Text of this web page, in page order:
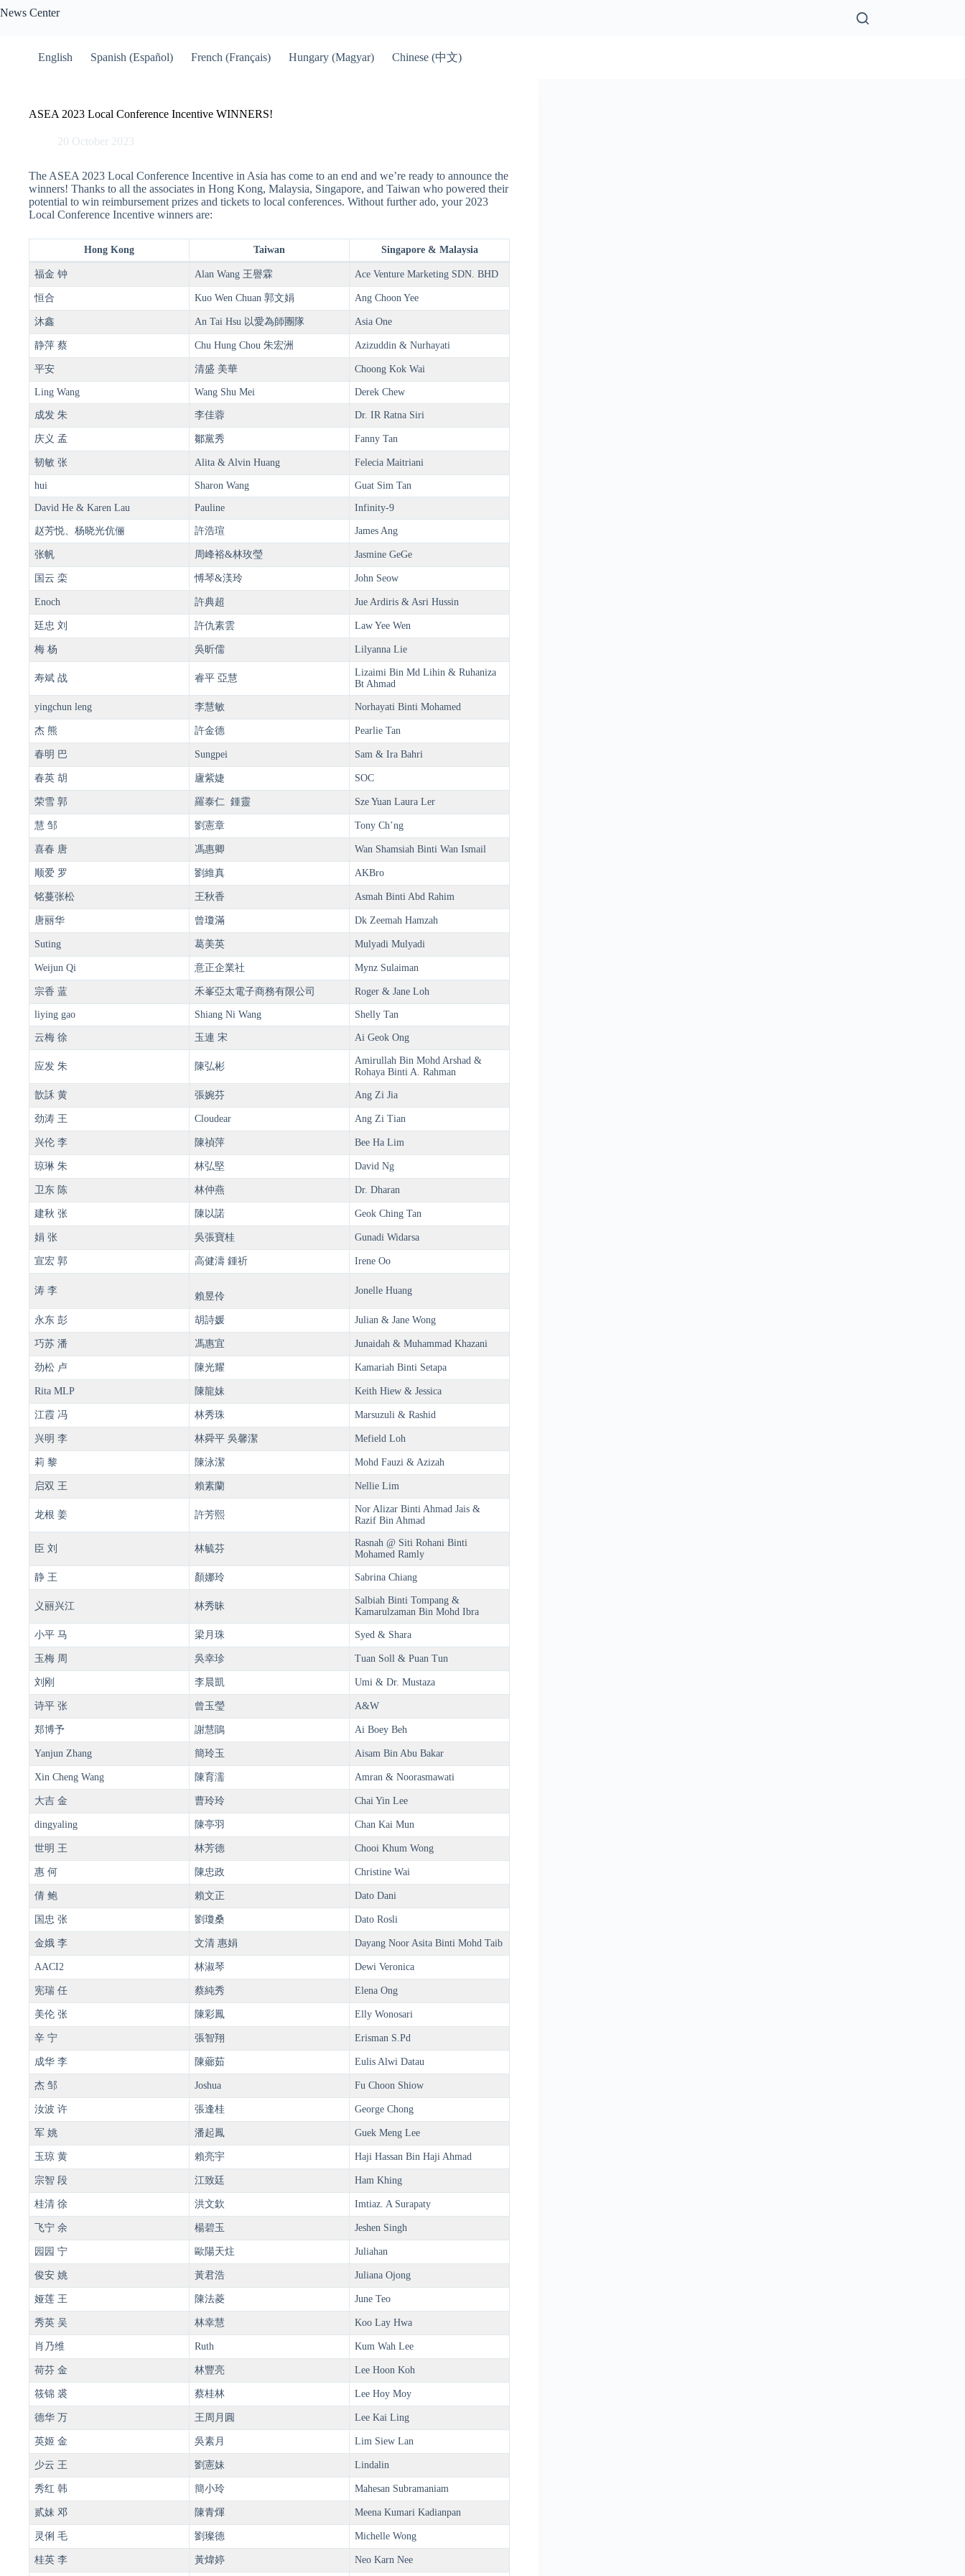
to
News Center
English Spanish (Español) French (Français) Hungary (Magyar) Chinese (中文)
ASEA 2023 Local Conference Incentive WINNERS!
20 October 2023
The ASEA 2023 Local Conference Incentive in Asia has come to an end and we’re ready to announce the
winners! Thanks to all the associates in Hong Kong, Malaysia, Singapore, and Taiwan who powered their
potential to win reimbursement prizes and tickets to local conferences. Without further ado, your 2023
Local Conference Incentive winners are:
Hong Kong Taiwan Singapore & Malaysia
福金 钟 Alan Wang 王譽霖 Ace Venture Marketing SDN. BHD
恒合 Kuo Wen Chuan 郭文娟 Ang Choon Yee
沐鑫 An Tai Hsu 以愛為師團隊 Asia One
静萍 蔡 Chu Hung Chou 朱宏洲 Azizuddin & Nurhayati
平安 清盛 美華 Choong Kok Wai
Ling Wang Wang Shu Mei Derek Chew
成发 朱 李佳蓉 Dr. IR Ratna Siri
庆义 孟 鄒黨秀 Fanny Tan
韧敏 张 Alita & Alvin Huang Felecia Maitriani
hui Sharon Wang Guat Sim Tan
David He & Karen Lau Pauline Infinity-9
赵芳悦、杨晓光伉俪 許浩瑄 James Ang
张帆 周峰裕&林玫瑩 Jasmine GeGe
国云 栾 愽琴&渼玲 John Seow
Enoch 許典超 Jue Ardiris & Asri Hussin
廷忠 刘 許仇素雲 Law Yee Wen
梅 杨 吳昕儒 Lilyanna Lie
寿斌 战 睿平 亞慧
Lizaimi Bin Md Lihin & Ruhaniza
Bt Ahmad
yingchun leng 李慧敏 Norhayati Binti Mohamed
杰 熊 許金德 Pearlie Tan
春明 巴 Sungpei Sam & Ira Bahri
春英 胡 廬紫婕 SOC
荣雪 郭 羅泰仁 鍾靈 Sze Yuan Laura Ler
慧 邹 劉憲章 Tony Ch’ng
喜春 唐 馮惠卿 Wan Shamsiah Binti Wan Ismail
顺爱 罗 劉維真 AKBro
铭蔓张松 王秋香 Asmah Binti Abd Rahim
唐丽华 曾瓊滿 Dk Zeemah Hamzah
Suting 葛美英 Mulyadi Mulyadi
Weijun Qi 意正企業社 Mynz Sulaiman
宗香 蓝 禾峯亞太電子商務有限公司 Roger & Jane Loh
liying gao Shiang Ni Wang Shelly Tan
云梅 徐 玉連 宋 Ai Geok Ong
应发 朱 陳弘彬
Amirullah Bin Mohd Arshad &
Rohaya Binti A. Rahman
歆訸 黄 張婉芬 Ang Zi Jia
劲涛 王 Cloudear Ang Zi Tian
兴伦 李 陳禎萍 Bee Ha Lim
琼琳 朱 林弘堅 David Ng
卫东 陈 林仲燕 Dr. Dharan
建秋 张 陳以諾 Geok Ching Tan
娟 张 吳張寶桂 Gunadi Widarsa
宣宏 郭 高健濤 鍾祈 Irene Oo
涛 李
賴昱伶
Jonelle Huang
永东 彭 胡詩媛 Julian & Jane Wong
巧苏 潘 馮惠宜 Junaidah & Muhammad Khazani
劲松 卢 陳光耀 Kamariah Binti Setapa
Rita MLP 陳龍妹 Keith Hiew & Jessica
江霞 冯 林秀珠 Marsuzuli & Rashid
兴明 李 林舜平 吳馨潔 Mefield Loh
莉 黎 陳泳潔 Mohd Fauzi & Azizah
启双 王 賴素蘭 Nellie Lim
龙根 姜 許芳熙
Nor Alizar Binti Ahmad Jais &
Razif Bin Ahmad
臣 刘 林毓芬
Rasnah @ Siti Rohani Binti
Mohamed Ramly
静 王 顏娜玲 Sabrina Chiang
义丽兴江 林秀昧
Salbiah Binti Tompang &
Kamarulzaman Bin Mohd Ibra
小平 马 梁月珠 Syed & Shara
玉梅 周 吳幸珍 Tuan Soll & Puan Tun
刘刚 李晨凱 Umi & Dr. Mustaza
诗平 张 曾玉瑩 A&W
郑博予 謝慧鵑 Ai Boey Beh
Yanjun Zhang 簡玲玉 Aisam Bin Abu Bakar
Xin Cheng Wang 陳育濡 Amran & Noorasmawati
大吉 金 曹玲玲 Chai Yin Lee
dingyaling 陳亭羽 Chan Kai Mun
世明 王 林芳德 Chooi Khum Wong
惠 何 陳忠政 Christine Wai
倩 鲍 賴文正 Dato Dani
国忠 张 劉瓊桑 Dato Rosli
金娥 李 文清 惠娟 Dayang Noor Asita Binti Mohd Taib
AACI2 林淑琴 Dewi Veronica
宪瑞 任 蔡純秀 Elena Ong
美伦 张 陳彩鳳 Elly Wonosari
辛 宁 張智翔 Erisman S.Pd
成华 李 陳薌茹 Eulis Alwi Datau
杰 邹 Joshua Fu Choon Shiow
汝波 许 張逢桂 George Chong
军 姚 潘起鳳 Guek Meng Lee
玉琼 黄 賴亮宇 Haji Hassan Bin Haji Ahmad
宗智 段 江致廷 Ham Khing
桂清 徐 洪文欽 Imtiaz. A Surapaty
飞宁 余 楊碧玉 Jeshen Singh
园园 宁 歐陽天炷 Juliahan
俊安 姚 黃君浩 Juliana Ojong
娅莲 王 陳法菱 June Teo
秀英 吴 林幸慧 Koo Lay Hwa
肖乃维 Ruth Kum Wah Lee
荷芬 金 林豐亮 Lee Hoon Koh
筱锦 裘 蔡桂林 Lee Hoy Moy
德华 万 王周月圓 Lee Kai Ling
英姬 金 吳素月 Lim Siew Lan
少云 王 劉憲妹 Lindalin
秀红 韩 簡小玲 Mahesan Subramaniam
贰妹 邓 陳青煇 Meena Kumari Kadianpan
灵俐 毛 劉璨德 Michelle Wong
桂英 李 黃煒婷 Neo Karn Nee